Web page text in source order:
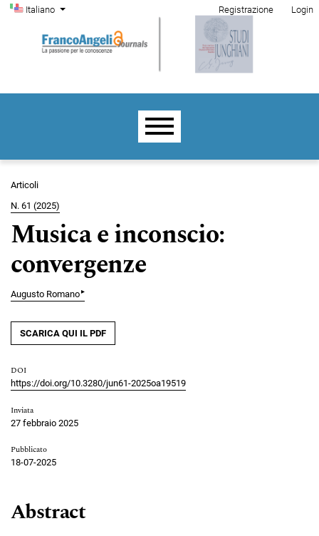
Salta al menu principale di navigazione
Salta al contenuto principale
Salta al piè di pagina del sito
Cambia la lingua. La lingua corrente è:
Italiano
Menu di amministrazione
Registrazione Login
Menu principale
Articoli
N. 61 (2025)
Musica e inconscio:
convergenze
Augusto Romano▸
SCARICA QUI IL PDF
DOI
https://doi.org/10.3280/jun61-2025oa19519
Inviata
27 febbraio 2025
Pubblicato
18-07-2025
Abstract